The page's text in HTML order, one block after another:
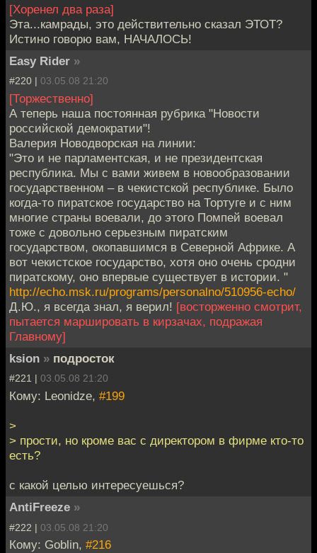
[Хоренел два раза]
Эта...камрады, это действительно сказал ЭТОТ?
Истино говорю вам, НАЧАЛОСЬ!
Easy Rider »
#220 | 03.05.08 21:20
[Торжественно]
А теперь наша постоянная рубрика "Новости
российской демократии"!
Валерия Новодворская на линии:
"Это и не парламентская, и не президентская
республика. Мы с вами живем в новообразовании
государственном – в чекистской республике. Было
когда-то пиратское государство на Тортуге и с ним
многие страны воевали, до этого Помпей воевал
тоже с довольно серьезным пиратским
государством, окопавшимся в Северной Африке. А
вот чекистское государство, хотя оно очень сродни
пиратскому, оно впервые существует в истории. "
http://echo.msk.ru/programs/personalno/510956-echo/
Д.Ю., я всегда знал, я верил! [восторженно смотрит,
пытается маршировать в кирзачах, подражая
Главному]
ksion » подросток
#221 | 03.05.08 21:20
Кому: Leonidze, #199
>
> прости, но кроме вас с директором в фирме кто-то
есть?
с какой целью интересуешься?
AntiFreeze »
#222 | 03.05.08 21:20
Кому: Goblin, #216